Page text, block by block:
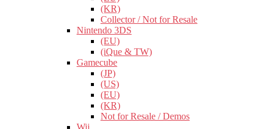
(KR)
Collector / Not for Resale
Nintendo 3DS
(EU)
(iQue & TW)
Gamecube
(JP)
(US)
(EU)
(KR)
Not for Resale / Demos